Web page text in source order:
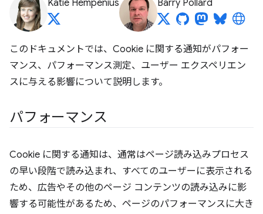
Katie Hempenius Barry Pollard
このドキュメントでは、Cookie に関する通知がパフォー
マンス、パフォーマンス測定、ユーザー エクスペリエン
スに与える影響について説明します。
パフォーマンス
Cookie に関する通知は、通常はページ読み込みプロセス
の早い段階で読み込まれ、すべてのユーザーに表示される
ため、広告やその他のページ コンテンツの読み込みに影
響する可能性があるため、ページのパフォーマンスに大き